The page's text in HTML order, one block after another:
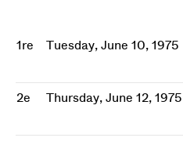
1re Tuesday, June 10, 1975
2e Thursday, June 12, 1975